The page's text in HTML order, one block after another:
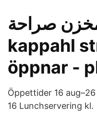
مخزن صراحة
kappahl
öppnar -
Öppettider 16
16 Lunchservering kl.